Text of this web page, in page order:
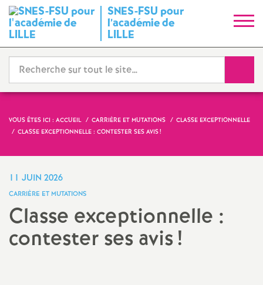
SNES-FSU pour
l’académie de
LILLE
y
n
d
a
t
VOUS ÊTES ICI : ACCUEIL CARRIÈRE ET MUTATIONS
CLASSE EXCEPTIONNELLE
CLASSE EXCEPTIONNELLE : CONTESTER SES AVIS!
11 JUIN 2026
CARRIÈRE ET MUTATIONS
Classe exceptionnelle :
contester ses avis!